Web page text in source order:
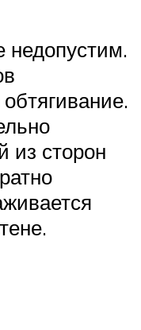
недопустим.
из сторон